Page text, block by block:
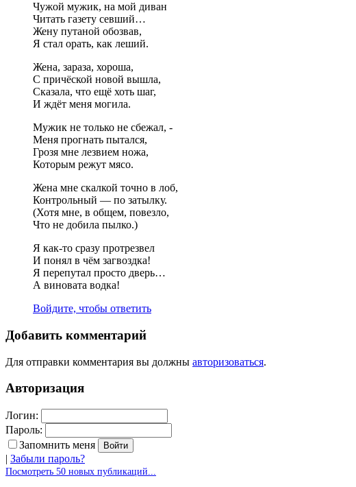
Чужой мужик, на мой диван
Читать газету севший…
Жену путаной обозвав,
Я стал орать, как леший.
Жена, зараза, хороша,
С причёской новой вышла,
Сказала, что ещё хоть шаг,
И ждёт меня могила.
Мужик не только не сбежал, -
Меня прогнать пытался,
Грозя мне лезвием ножа,
Которым режут мясо.
Жена мне скалкой точно в лоб,
Контрольный — по затылку.
(Хотя мне, в общем, повезло,
Что не добила пылко.)
Я как-то сразу протрезвел
И понял в чём загвоздка!
Я перепутал просто дверь…
А виновата водка!
Войдите, чтобы ответить
Добавить комментарий
Для отправки комментария вы должны авторизоваться.
Авторизация
Логин:
Пароль:
Запомнить меня
| Забыли пароль?
Посмотреть 50 новых публикаций...